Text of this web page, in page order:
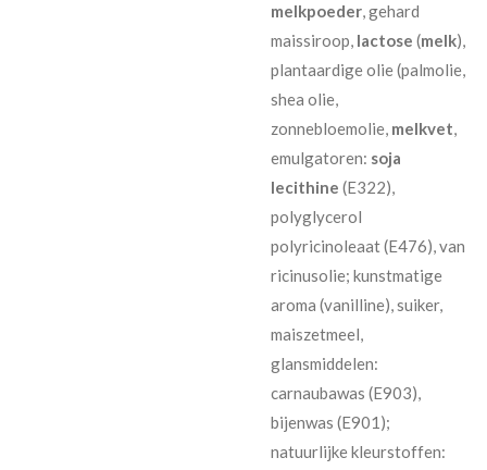
melkpoeder, gehard
maissiroop, lactose (melk),
plantaardige olie (palmolie,
shea olie,
zonnebloemolie, melkvet,
emulgatoren: soja
lecithine (E322),
polyglycerol
polyricinoleaat (E476), van
ricinusolie; kunstmatige
aroma (vanilline), suiker,
maiszetmeel,
glansmiddelen:
carnaubawas (E903),
bijenwas (E901);
natuurlijke kleurstoffen: